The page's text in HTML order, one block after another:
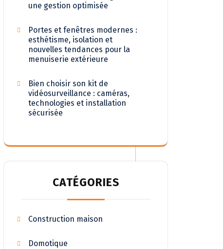
une gestion optimisée
Portes et fenêtres modernes :
esthétisme, isolation et
nouvelles tendances pour la
menuiserie extérieure
Bien choisir son kit de
vidéosurveillance : caméras,
technologies et installation
sécurisée
CATÉGORIES
Construction maison
Domotique